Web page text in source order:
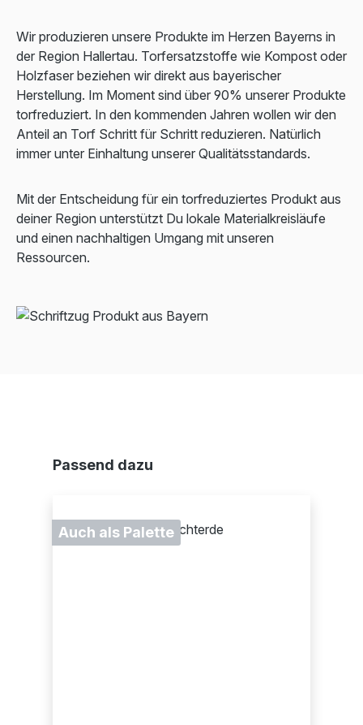
Wir produzieren unsere Produkte im Herzen Bayerns in
der Region Hallertau. Torfersatzstoffe wie Kompost oder
Holzfaser beziehen wir direkt aus bayerischer
Herstellung. Im Moment sind über 90% unserer Produkte
torfreduziert. In den kommenden Jahren wollen wir den
Anteil an Torf Schritt für Schritt reduzieren. Natürlich
immer unter Einhaltung unserer Qualitätsstandards.
Mit der Entscheidung für ein torfreduziertes Produkt aus
deiner Region unterstützt Du lokale Materialkreisläufe
und einen nachhaltigen Umgang mit unseren
Ressourcen.
Produktgalerie überspringen
Passend dazu
Auch als Palette